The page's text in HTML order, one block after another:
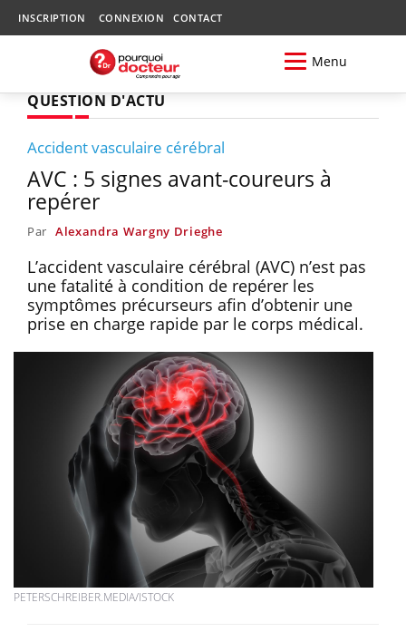
INSCRIPTION CONNEXION CONTACT
Menu
QUESTION D'ACTU
Accident vasculaire cérébral
AVC : 5 signes avant-coureurs à
repérer
Par Alexandra Wargny Drieghe
L’accident vasculaire cérébral (AVC) n’est pas
une fatalité à condition de repérer les
symptômes précurseurs afin d’obtenir une
prise en charge rapide par le corps médical.
PETERSCHREIBER.MEDIA/ISTOCK